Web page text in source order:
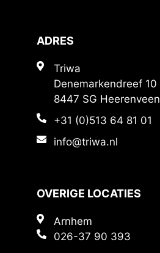
ADRES
Triwa
Denemarkendreef 10
8447 SG Heerenveen
+31 (0)513 64 81 01
info@triwa.nl
OVERIGE LOCATIES
Arnhem
026-37 90 393